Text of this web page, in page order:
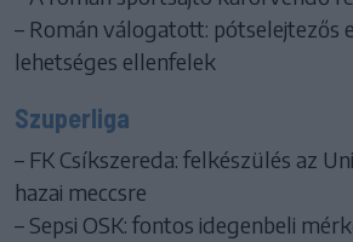
– Román válogatott: pótselejtezős
lehetséges ellenfelek
Szuperliga
– FK Csíkszereda: felkészülés az
hazai meccsre
– Sepsi OSK: fontos idegenbeli